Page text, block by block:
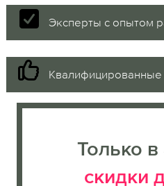
Эксперты с опытом
Только в
скидки